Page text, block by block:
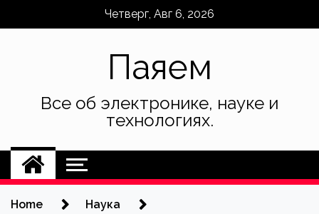
Четверг, Авг 6, 2026
Паяем
Все об электронике, науке и
технологиях.
Home
Наука